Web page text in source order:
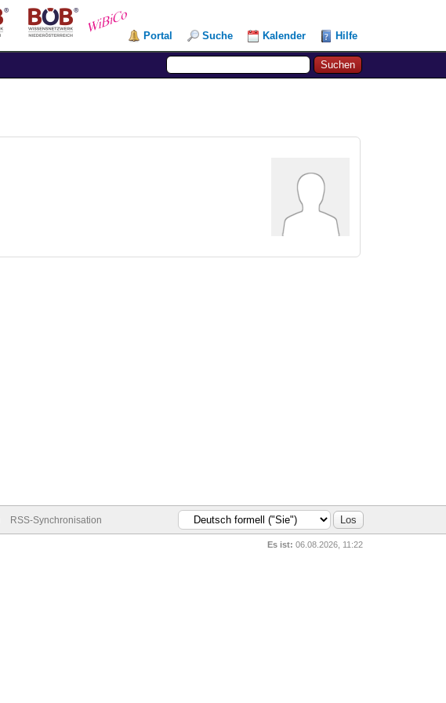
Portal Suche Kalender Hilfe
RSS-Synchronisation
Es ist: 06.08.2026, 11:22